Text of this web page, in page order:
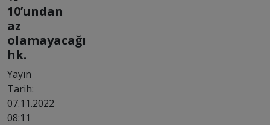
10’undan
az
olamayacağı
hk.
Yayın
Tarih:
07.11.2022
08:11